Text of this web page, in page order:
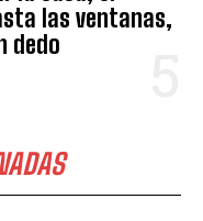
las ventanas,
dedo